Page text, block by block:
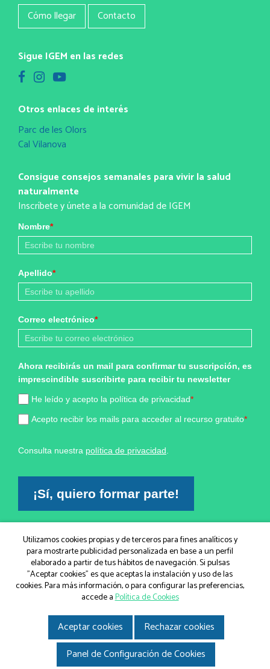
Cómo llegar
Contacto
Sigue IGEM en las redes
Otros enlaces de interés
Parc de les Olors
Cal Vilanova
Consigue consejos semanales para vivir la salud
naturalmente
Inscríbete y únete a la comunidad de IGEM
Nombre*
Apellido*
Correo electrónico*
Ahora recibirás un mail para confirmar tu suscripción, es
imprescindible suscribirte para recibir tu newsletter
He leído y acepto la política de privacidad*
Acepto recibir los mails para acceder al recurso gratuito*
Consulta nuestra política de privacidad.
¡Sí, quiero formar parte!
Marketing por
ActiveCampaign
© IGEM, Institut Guxens de Medicina Integrativa 2026
Disseny i desenvolupament web
Utilizamos cookies propias y de terceros para fines analíticos y
para mostrarte publicidad personalizada en base a un perfil
elaborado a partir de tus hábitos de navegación. Si pulsas
"Aceptar cookies" es que aceptas la instalación y uso de las
cookies. Para más información, o para configurar las preferencias,
accede aPolítica de Cookies
Aceptar cookies
Rechazar cookies
Panel de Configuración de Cookies